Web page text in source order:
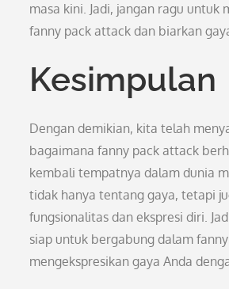
masa kini. Jadi, jangan ragu untuk
fanny pack attack dan biarkan
Kesimpulan
Dengan demikian, kita telah
bagaimana fanny pack attack
kembali tempatnya dalam dunia
tidak hanya tentang gaya, tetapi
fungsionalitas dan ekspresi diri.
siap untuk bergabung dalam
mengekspresikan gaya Anda